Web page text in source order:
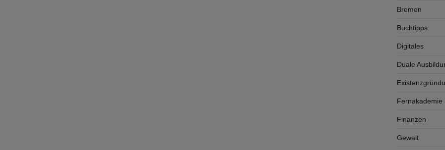
Bremen
Buchtipps
Digitales
Duale
Fernakademie
Finanzen
Gewalt